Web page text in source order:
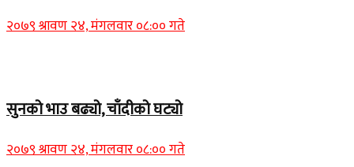
२०७९ श्रावण २४, मंगलवार ०८:०० गते
सुनको भाउ बढ्यो, चाँदीको घट्यो
२०७९ श्रावण २४, मंगलवार ०८:०० गते